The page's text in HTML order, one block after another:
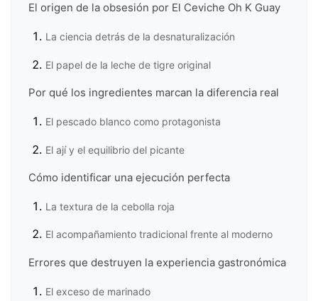
El origen de la obsesión por El Ceviche Oh K Guay
La ciencia detrás de la desnaturalización
El papel de la leche de tigre original
Por qué los ingredientes marcan la diferencia real
El pescado blanco como protagonista
El ají y el equilibrio del picante
Cómo identificar una ejecución perfecta
La textura de la cebolla roja
El acompañamiento tradicional frente al moderno
Errores que destruyen la experiencia gastronómica
El exceso de marinado